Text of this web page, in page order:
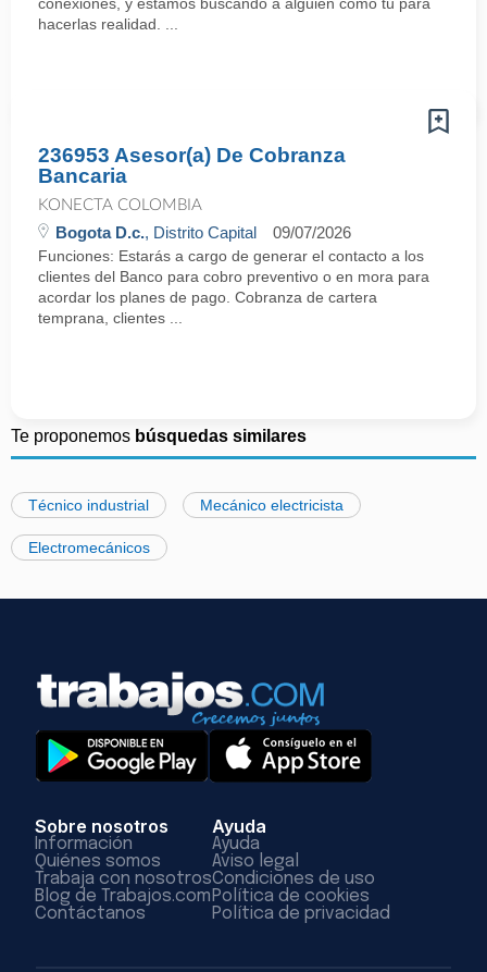
hacerlas realidad. ...
236953 Asesor(a) De Cobranza
Bancaria
KONECTA COLOMBIA
Bogota D.c., Distrito Capital 09/07/2026
Funciones: Estarás a cargo de generar el contacto a los
clientes del Banco para cobro preventivo o en mora para
acordar los planes de pago. Cobranza de cartera
temprana, clientes ...
Te proponemos búsquedas similares
Técnico industrial Mecánico electricista
Electromecánicos
Sobre nosotros
Información
Quiénes somos
Trabaja con nosotros
Blog de Trabajos.com
Contáctanos
Ayuda
Ayuda
Aviso legal
Condiciones de uso
Política de cookies
Política de privacidad